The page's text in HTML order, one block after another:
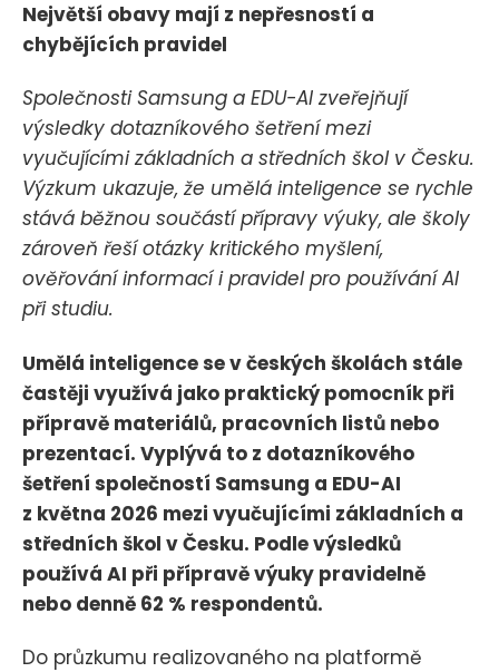
Největší obavy mají z nepřesností a
chybějících pravidel
Společnosti Samsung a EDU-AI zveřejňují
výsledky dotazníkového šetření mezi
vyučujícími základních a středních škol v Česku.
Výzkum ukazuje, že umělá inteligence se rychle
stává běžnou součástí přípravy výuky, ale školy
zároveň řeší otázky kritického myšlení,
ověřování informací i pravidel pro používání AI
při studiu.
Umělá inteligence se v českých školách stále
častěji využívá jako praktický pomocník při
přípravě materiálů, pracovních listů nebo
prezentací. Vyplývá to z dotazníkového
šetření společností Samsung a EDU-AI
z května 2026 mezi vyučujícími základních a
středních škol v Česku. Podle výsledků
používá AI při přípravě výuky pravidelně
nebo denně 62 % respondentů.
Do průzkumu realizovaného na platformě